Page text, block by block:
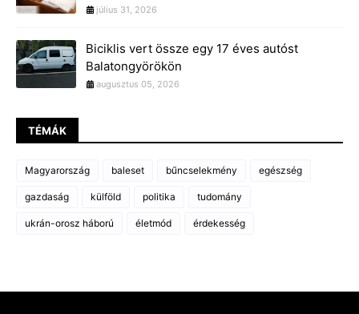
július 31, 2026
Biciklis vert össze egy 17 éves autóst
Balatongyörökön
augusztus 05, 2026
TÉMÁK
Magyarország baleset bűncselekmény egészség
gazdaság külföld politika tudomány
ukrán-orosz háború életmód érdekesség